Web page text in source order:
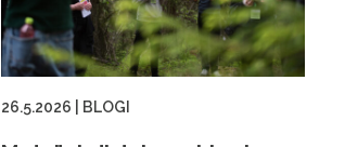
26.5.2026 BLOGI